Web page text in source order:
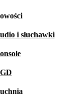
i słuchawki